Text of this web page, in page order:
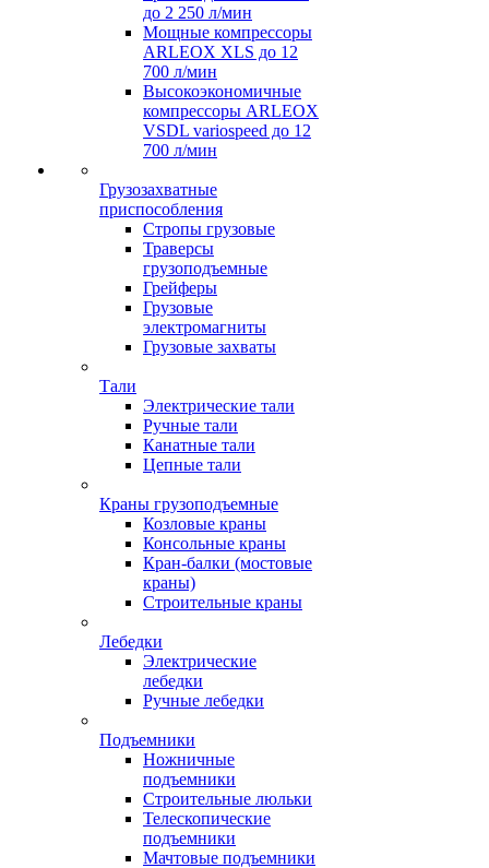
до 2 250 л/мин
Мощные компрессоры
ARLEOX XLS до 12
700 л/мин
Высокоэкономичные
компрессоры ARLEOX
VSDL variospeed до 12
700 л/мин
Грузозахватные
приспособления
Стропы грузовые
Траверсы
грузоподъемные
Грейферы
Грузовые
электромагниты
Грузовые захваты
Тали
Электрические тали
Ручные тали
Канатные тали
Цепные тали
Краны грузоподъемные
Козловые краны
Консольные краны
Кран-балки (мостовые
краны)
Строительные краны
Лебедки
Электрические
лебедки
Ручные лебедки
Подъемники
Ножничные
подъемники
Строительные люльки
Телескопические
подъемники
Мачтовые подъемники